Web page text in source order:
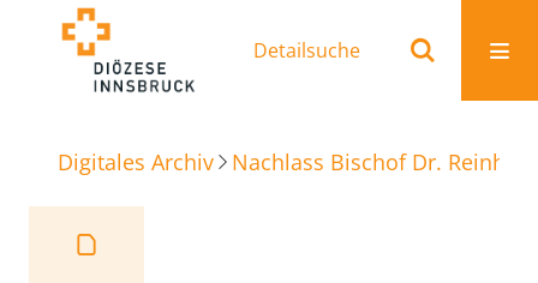
Detailsuche
Digitales Archiv Nachlass Bischof Dr.